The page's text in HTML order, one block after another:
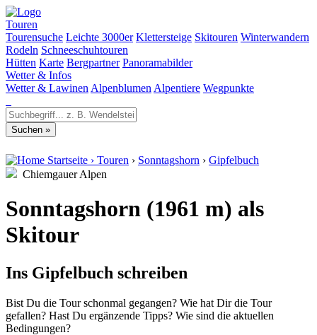
Touren
Tourensuche Leichte 3000er Klettersteige Skitouren Winterwandern
Rodeln Schneeschuhtouren
Hütten Karte Bergpartner Panoramabilder
Wetter & Infos
Wetter & Lawinen Alpenblumen Alpentiere Wegpunkte
Startseite › Touren › Sonntagshorn › Gipfelbuch
Chiemgauer Alpen
Sonntagshorn (1961 m) als
Skitour
Ins Gipfelbuch schreiben
Bist Du die Tour schonmal gegangen? Wie hat Dir die Tour
gefallen? Hast Du ergänzende Tipps? Wie sind die aktuellen
Bedingungen?